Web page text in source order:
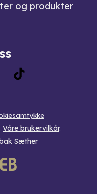
og produkter
. Våre brukervilkår.
Sæther